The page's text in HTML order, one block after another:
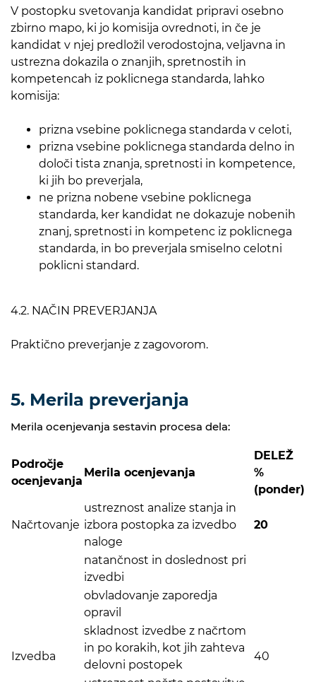
V postopku svetovanja kandidat pripravi osebno
zbirno mapo, ki jo komisija ovrednoti, in če je
kandidat v njej predložil verodostojna, veljavna in
ustrezna dokazila o znanjih, spretnostih in
kompetencah iz poklicnega standarda, lahko
komisija:
prizna vsebine poklicnega standarda v celoti,
prizna vsebine poklicnega standarda delno in
določi tista znanja, spretnosti in kompetence,
ki jih bo preverjala,
ne prizna nobene vsebine poklicnega
standarda, ker kandidat ne dokazuje nobenih
znanj, spretnosti in kompetenc iz poklicnega
standarda, in bo preverjala smiselno celotni
poklicni standard.
4.2. NAČIN PREVERJANJA
Praktično preverjanje z zagovorom.
5. Merila preverjanja
Merila ocenjevanja sestavin procesa dela:
Področje
ocenjevanja
Merila ocenjevanja
DELEŽ
%
(ponder)
Načrtovanje
ustreznost analize stanja in
izbora postopka za izvedbo
naloge
20
Izvedba
natančnost in doslednost pri
izvedbi
40
obvladovanje zaporedja
opravil
skladnost izvedbe z načrtom
in po korakih, kot jih zahteva
delovni postopek